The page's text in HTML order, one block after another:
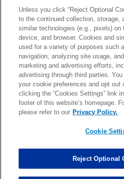
画
順
More NFL 特集
TOP お問い合わ
PHOTO BY AP Images /
Unless you click “Reject Optional
to the continued collection, storage,
similar technologies (e.g., pixels) on
device, and browser. Cookies and
used for a variety of purposes such
navigation, analyzing site usage,
marketing and advertising efforts,
advertising through third parties.
your cookie preferences and opt out
clicking the “Cookies Settings” link
footer of this website’s homepage.
please refer to our Privacy Policy.
Cookie
Reject Optional